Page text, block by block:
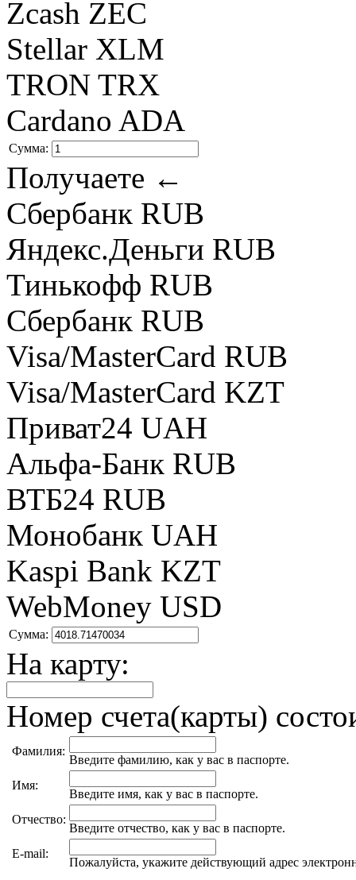
Zcash ZEC
Stellar XLM
TRON TRX
Cardano ADA
Сумма:
Получаете ←
Сбербанк RUB
Яндекс.Деньги RUB
Тинькофф RUB
Сбербанк RUB
Visa/MasterCard RUB
Visa/MasterCard KZT
Приват24 UAH
Альфа-Банк RUB
ВТБ24 RUB
Монобанк UAH
Kaspi Bank KZT
WebMoney USD
Сумма:
На карту:
Номер счета(карты)
Фамилия:
Введите фамилию, как у вас в паспорте.
Имя:
Введите имя, как у вас в паспорте.
Отчество:
Введите отчество, как у вас в паспорте.
E-mail:
Пожалуйста, укажите действующий адрес